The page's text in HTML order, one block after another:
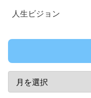
人生ビジョン